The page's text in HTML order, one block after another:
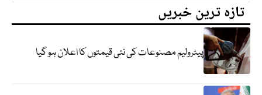
تازہ ترین خبریں
پیٹرولیم مصنوعات کی نئی قیمتوں کا اعلان ہو گیا